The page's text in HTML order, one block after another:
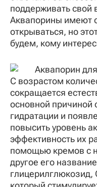
поддерживать свой
Аквапорины имеют
открываться, но
будем, кому
С возрастом
сокращается
основной причиной
гидратации и
повысить уровень
эффективность их
помощью кремов с
другое его
глицерилглюкозид,